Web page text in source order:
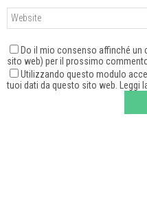
Do il mio consenso affinché un
sito web) per il prossimo
Utilizzando questo modulo
tuoi dati da questo sito web. Leggi